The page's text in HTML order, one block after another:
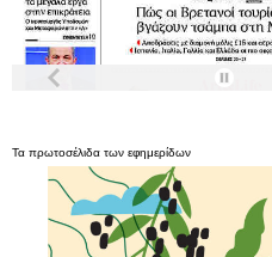
Τα πρωτοσέλιδα των εφημερίδων